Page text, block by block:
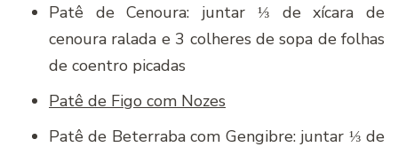
Patê de Cenoura: juntar ⅓ de xícara de
cenoura ralada e 3 colheres de sopa de folhas
de coentro picadas
Patê de Figo com Nozes
Patê de Beterraba com Gengibre: juntar ⅓ de